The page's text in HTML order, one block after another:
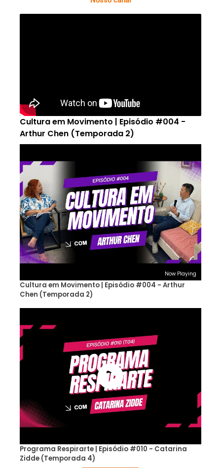
Cultura em Movimento | Episódio #004 -
Arthur Chen (Temporada 2)
Now Playing
Cultura em Movimento | Episódio #004 - Arthur
Chen (Temporada 2)
Programa Respirarte | Episódio #010 - Catarina
Zidde (Temporada 4)